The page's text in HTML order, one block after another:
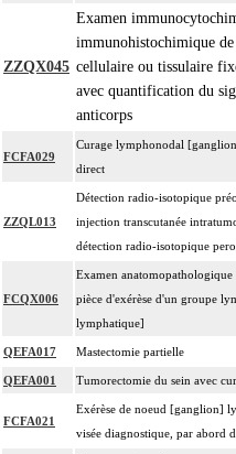
ZZQX045
Examen
immunohistochimique
cellulaire ou tissulaire
avec quantification du
anticorps
FCFA029
Curage lymphonodal
direct
ZZQL013
Détection radio-isotopique
injection transcutanée
détection radio-isotopique
FCQX006
Examen
pièce d'exérèse d'un groupe
lymphatique]
QEFA017 Mastectomie partielle
QEFA001 Tumorectomie du sein avec
FCFA021
Exérèse de noeud [ganglion]
visée diagnostique, par abord